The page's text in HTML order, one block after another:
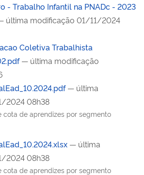
- Trabalho Infantil na PNADc - 2023
última modificação 01/11/2024
Coletiva Trabalhista
— última modificação
— última
2024 08h38
cota de aprendizes por segmento
— última
2024 08h38
cota de aprendizes por segmento